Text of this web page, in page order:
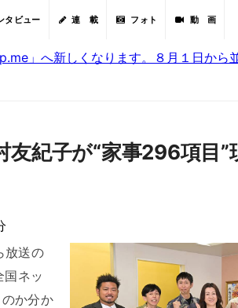
タビュー 連 載 フォト 動 画
」へ新しくなります。８月１日から
紀子が“家事296項目”
送の
ネッ
か分か